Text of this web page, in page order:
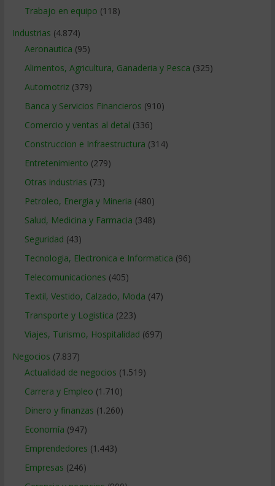
Trabajo en equipo (118)
Industrias (4.874)
Aeronautica (95)
Alimentos, Agricultura, Ganaderia y Pesca (325)
Automotriz(379)
Banca y Servicios Financieros (910)
Comercio y ventas al detal (336)
Construccion e Infraestructura (314)
Entretenimiento (279)
Otras industrias (73)
Petroleo, Energia y Mineria (480)
Salud, Medicina y Farmacia (348)
Seguridad (43)
Tecnologia, Electronica e Informatica (96)
Telecomunicaciones (405)
Textil, Vestido, Calzado, Moda (47)
Transporte y Logistica (223)
Viajes, Turismo, Hospitalidad (697)
Negocios (7.837)
Actualidad de negocios (1.519)
Carrera y Empleo (1.710)
Dinero y finanzas (1.260)
Economía (947)
Emprendedores (1.443)
Empresas (246)